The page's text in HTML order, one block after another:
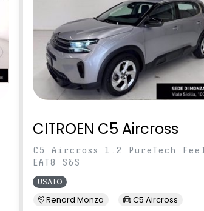
CITROEN C5 Aircross
C5 Aircross 1.2 PureTech Feel
EAT8 S&S
USATO
Renord Monza
C5 Aircross